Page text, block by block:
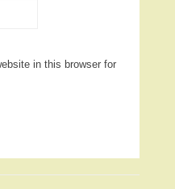
in this browser for